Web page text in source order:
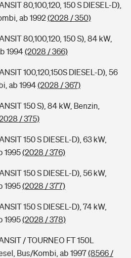
80,100,120, 150 S DIESEL-D),
ab 1992(2028 / 350)
80,100,120, 150 S), 84 kW,
1994(2028 / 366)
100,120,150S DIESEL-D), 56
ab 1994(2028 / 367)
150 S), 84 kW, Benzin,
/ 375)
150 S DIESEL-D), 63 kW,
1995(2028 / 376)
150 S DIESEL-D), 56 kW,
1995(2028 / 377)
150 S DIESEL-D), 74 kW,
1995(2028 / 378)
/ TOURNEO FT 150L
Bus/Kombi, ab 1997(8566 /